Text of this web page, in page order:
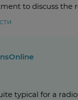
to discuss the
typical for a